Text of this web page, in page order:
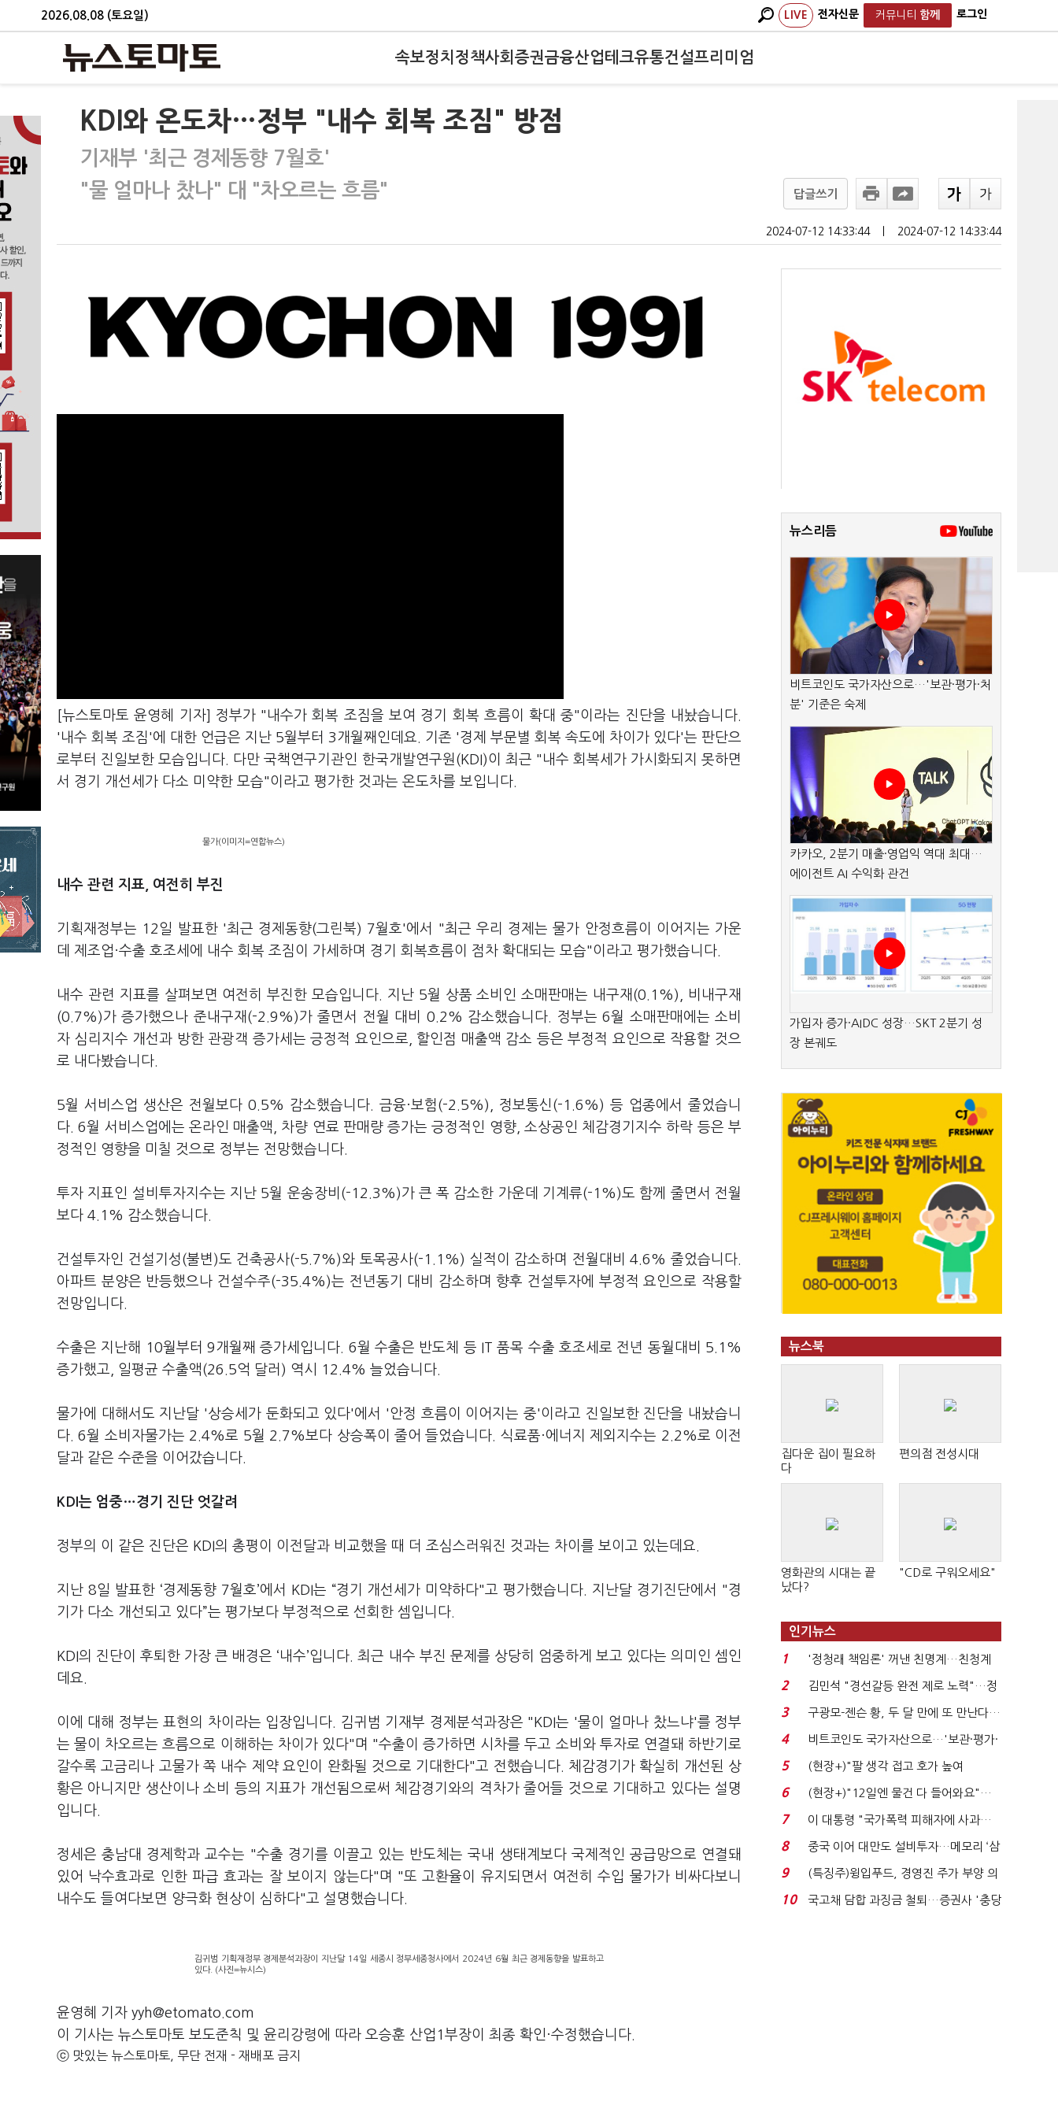
2026.08.08 (토요일) LIVE 전자신문 커뮤니티 함께 로그인
속보정치 정책사회 증권금융산업테크유통건설프리미엄
KDI와 온도차…정부 "내수 회복 조짐" 방점
기재부 '최근 경제동향 7월호'
"물 얼마나 찼나" 대 "차오르는 흐름"
답글쓰기
2024-07-12 14:33:44 2024-07-12 14:33:44
[뉴스토마토 윤영혜 기자] 정부가 "내수가 회복 조짐을 보여 경기 회복 흐름이 확대 중"이라는 진단을 내놨습니다.
'내수 회복 조짐'에 대한 언급은 지난 5월부터 3개월째인데요. 기존 '경제 부문별 회복 속도에 차이가 있다'는 판단으
로부터 진일보한 모습입니다. 다만 국책연구기관인 한국개발연구원(KDI)이 최근 "내수 회복세가 가시화되지 못하면
서 경기 개선세가 다소 미약한 모습"이라고 평가한 것과는 온도차를 보입니다.
물가(이미지=연합뉴스)
내수 관련 지표, 여전히 부진
기획재정부는 12일 발표한 '최근 경제동향(그린북) 7월호'에서 "최근 우리 경제는 물가 안정흐름이 이어지는 가운
데 제조업·수출 호조세에 내수 회복 조짐이 가세하며 경기 회복흐름이 점차 확대되는 모습"이라고 평가했습니다.
내수 관련 지표를 살펴보면 여전히 부진한 모습입니다. 지난 5월 상품 소비인 소매판매는 내구재(0.1%), 비내구재
(0.7%)가 증가했으나 준내구재(-2.9%)가 줄면서 전월 대비 0.2% 감소했습니다. 정부는 6월 소매판매에는 소비
자 심리지수 개선과 방한 관광객 증가세는 긍정적 요인으로, 할인점 매출액 감소 등은 부정적 요인으로 작용할 것으
로 내다봤습니다.
5월 서비스업 생산은 전월보다 0.5% 감소했습니다. 금융·보험(-2.5%), 정보통신(-1.6%) 등 업종에서 줄었습니
다. 6월 서비스업에는 온라인 매출액, 차량 연료 판매량 증가는 긍정적인 영향, 소상공인 체감경기지수 하락 등은 부
정적인 영향을 미칠 것으로 정부는 전망했습니다.
투자 지표인 설비투자지수는 지난 5월 운송장비(-12.3%)가 큰 폭 감소한 가운데 기계류(-1%)도 함께 줄면서 전월
보다 4.1% 감소했습니다.
건설투자인 건설기성(불변)도 건축공사(-5.7%)와 토목공사(-1.1%) 실적이 감소하며 전월대비 4.6% 줄었습니다.
아파트 분양은 반등했으나 건설수주(-35.4%)는 전년동기 대비 감소하며 향후 건설투자에 부정적 요인으로 작용할
전망입니다.
수출은 지난해 10월부터 9개월째 증가세입니다. 6월 수출은 반도체 등 IT 품목 수출 호조세로 전년 동월대비 5.1%
증가했고, 일평균 수출액(26.5억 달러) 역시 12.4% 늘었습니다.
물가에 대해서도 지난달 '상승세가 둔화되고 있다'에서 '안정 흐름이 이어지는 중'이라고 진일보한 진단을 내놨습니
다. 6월 소비자물가는 2.4%로 5월 2.7%보다 상승폭이 줄어 들었습니다. 식료품·에너지 제외지수는 2.2%로 이전
달과 같은 수준을 이어갔습니다.
KDI는 엄중…경기 진단 엇갈려
정부의 이 같은 진단은 KDI의 총평이 이전달과 비교했을 때 더 조심스러워진 것과는 차이를 보이고 있는데요.
지난 8일 발표한 ‘경제동향 7월호’에서 KDI는 “경기 개선세가 미약하다"고 평가했습니다. 지난달 경기진단에서 "경
기가 다소 개선되고 있다”는 평가보다 부정적으로 선회한 셈입니다.
KDI의 진단이 후퇴한 가장 큰 배경은 ‘내수’입니다. 최근 내수 부진 문제를 상당히 엄중하게 보고 있다는 의미인 셈인
데요.
이에 대해 정부는 표현의 차이라는 입장입니다. 김귀범 기재부 경제분석과장은 "KDI는 '물이 얼마나 찼느냐'를 정부
는 물이 차오르는 흐름으로 이해하는 차이가 있다"며 "수출이 증가하면 시차를 두고 소비와 투자로 연결돼 하반기로
갈수록 고금리나 고물가 쪽 내수 제약 요인이 완화될 것으로 기대한다"고 전했습니다. 체감경기가 확실히 개선된 상
황은 아니지만 생산이나 소비 등의 지표가 개선됨으로써 체감경기와의 격차가 줄어들 것으로 기대하고 있다는 설명
입니다.
정세은 충남대 경제학과 교수는 "수출 경기를 이끌고 있는 반도체는 국내 생태계보다 국제적인 공급망으로 연결돼
있어 낙수효과로 인한 파급 효과는 잘 보이지 않는다"며 "또 고환율이 유지되면서 여전히 수입 물가가 비싸다보니
내수도 들여다보면 양극화 현상이 심하다"고 설명했습니다.
김귀범 기획재정부 경제분석과장이 지난달 14일 세종시 정부세종청사에서 2024년 6월 최근 경제동향을 발표하고
있다. (사진=뉴시스)
윤영혜 기자 yyh@etomato.com
이 기사는 뉴스토마토 보도준칙 및 윤리강령에 따라 오승훈 산업1부장이 최종 확인·수정했습니다.
ⓒ 맛있는 뉴스토마토, 무단 전재 - 재배포 금지
뉴스리듬
비트코인도 국가자산으로…'보관·평가·처
분' 기준은 숙제
카카오, 2분기 매출·영업익 역대 최대…
에이전트 AI 수익화 관건
가입자 증가·AIDC 성장…SKT 2분기 성
장 본궤도
뉴스북
집다운 집이 필요하
다
편의점 전성시대
영화관의 시대는 끝
났다?
"CD로 구워오세요"
인기뉴스
1
'정청래 책임론' 꺼낸 친명계…친청계
는 추가투표 때리기...
2
김민석 "경선갈등 완전 제로 노력"…정
청래 "반명 공세 사...
3
구광모-젠슨 황, 두 달 만에 또 만난다…
로봇·AI 등 논...
4
비트코인도 국가자산으로…'보관·평가·
처분' 기준은 ...
5
(현장+)"팔 생각 접고 호가 높여
요"…'덜 똘똘한 한 채' 20...
6
(현장+)"12일엔 물건 다 들어와요"…
빈 매대 채우며 문 연 ...
7
이 대통령 "국가폭력 피해자에 사과…
적극적 조사로 진...
8
중국 이어 대만도 설비투자…메모리 ‘삼
국전쟁’
9
(특징주)윙입푸드, 경영진 주가 부양 의
지에 상한가...
10
국고채 담합 과징금 철퇴…증권사 '충당